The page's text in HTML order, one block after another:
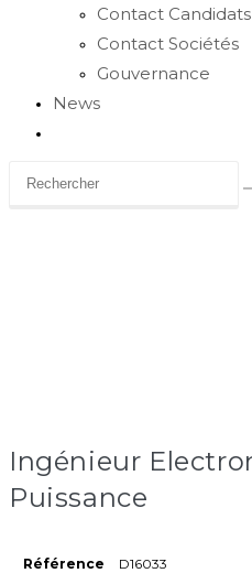
Contact Candidats
Contact Sociétés
Gouvernance
News
search
Ingénieur
Puissance
Référence D16033